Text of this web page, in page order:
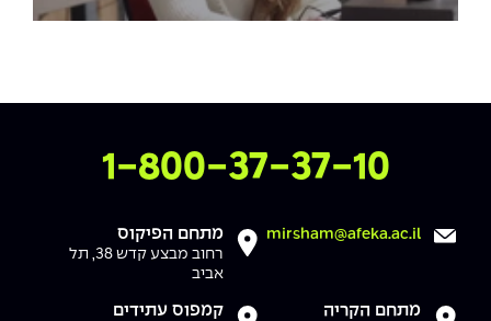
צרו איתנו קשר
1-800-37-37-10
mirsham@afeka.ac.il מתחם הפיקוס
רחוב מבצע קדש 38, תל
אביב
מתחם הקריה קמפוס עתידים